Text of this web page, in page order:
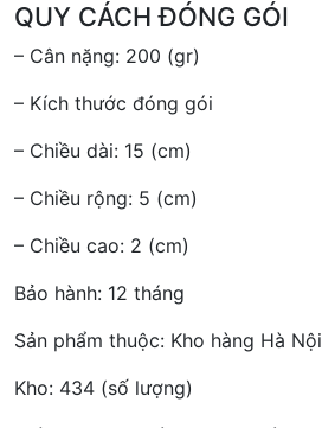
QUY CÁCH ĐÓNG GÓI
– Cân nặng: 200 (gr)
– Kích thước đóng gói
– Chiều dài: 15 (cm)
– Chiều rộng: 5 (cm)
– Chiều cao: 2 (cm)
Bảo hành: 12 tháng
Sản phẩm thuộc: Kho hàng Hà Nội
Kho: 434 (số lượng)